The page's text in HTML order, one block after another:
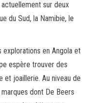
sur deux
du Sud, la Namibie, le
explorations en Angola et
espère trouver des
et joaillerie. Au niveau de
dont De Beers